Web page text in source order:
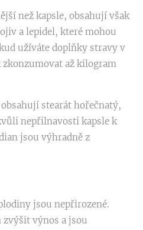
než kapsle, obsahují však
a lepidel, které mohou
užíváte doplňky stravy v
až kilogram
stearát hořečnatý,
nepřilnavosti kapsle k
jsou výhradně z
jsou nepřirozené.
výnos a jsou